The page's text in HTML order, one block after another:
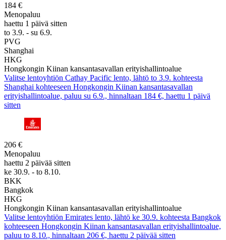
184 €
Menopaluu
haettu 1 päivä sitten
to 3.9. - su 6.9.
PVG
Shanghai
HKG
Hongkongin Kiinan kansantasavallan erityishallintoalue
Valitse lentoyhtiön Cathay Pacific lento, lähtö to 3.9. kohteesta
Shanghai kohteeseen Hongkongin Kiinan kansantasavallan
erityishallintoalue, paluu su 6.9., hinnaltaan 184 €, haettu 1 päivä
sitten
206 €
Menopaluu
haettu 2 päivää sitten
ke 30.9. - to 8.10.
BKK
Bangkok
HKG
Hongkongin Kiinan kansantasavallan erityishallintoalue
Valitse lentoyhtiön Emirates lento, lähtö ke 30.9. kohteesta Bangkok
kohteeseen Hongkongin Kiinan kansantasavallan erityishallintoalue,
paluu to 8.10., hinnaltaan 206 €, haettu 2 päivää sitten